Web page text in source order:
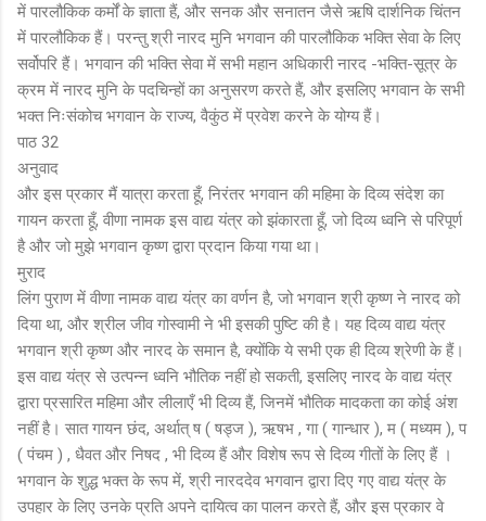
में पारलौकिक कर्मों के ज्ञाता हैं, और सनक और सनातन जैसे ऋषि दार्शनिक चिंतन
में पारलौकिक हैं। परन्तु श्री नारद मुनि भगवान की पारलौकिक भक्ति सेवा के लिए
सर्वोपरि हैं। भगवान की भक्ति सेवा में सभी महान अधिकारी नारद -भक्ति-सूत्र के
क्रम में नारद मुनि के पदचिन्हों का अनुसरण करते हैं, और इसलिए भगवान के सभी
भक्त निःसंकोच भगवान के राज्य, वैकुंठ में प्रवेश करने के योग्य हैं।
पाठ 32
अनुवाद
और इस प्रकार मैं यात्रा करता हूँ, निरंतर भगवान की महिमा के दिव्य संदेश का
गायन करता हूँ, वीणा नामक इस वाद्य यंत्र को झंकारता हूँ, जो दिव्य ध्वनि से परिपूर्ण
है और जो मुझे भगवान कृष्ण द्वारा प्रदान किया गया था।
मुराद
लिंग पुराण में वीणा नामक वाद्य यंत्र का वर्णन है, जो भगवान श्री कृष्ण ने नारद को
दिया था, और श्रील जीव गोस्वामी ने भी इसकी पुष्टि की है। यह दिव्य वाद्य यंत्र
भगवान श्री कृष्ण और नारद के समान है, क्योंकि ये सभी एक ही दिव्य श्रेणी के हैं।
इस वाद्य यंत्र से उत्पन्न ध्वनि भौतिक नहीं हो सकती, इसलिए नारद के वाद्य यंत्र
द्वारा प्रसारित महिमा और लीलाएँ भी दिव्य हैं, जिनमें भौतिक मादकता का कोई अंश
नहीं है। सात गायन छंद, अर्थात् ष ( षड्ज ), ऋषभ , गा ( गान्धार ), म ( मध्यम ), प
( पंचम ) , धैवत और निषद , भी दिव्य हैं और विशेष रूप से दिव्य गीतों के लिए हैं ।
भगवान के शुद्ध भक्त के रूप में, श्री नारददेव भगवान द्वारा दिए गए वाद्य यंत्र के
उपहार के लिए उनके प्रति अपने दायित्व का पालन करते हैं, और इस प्रकार वे